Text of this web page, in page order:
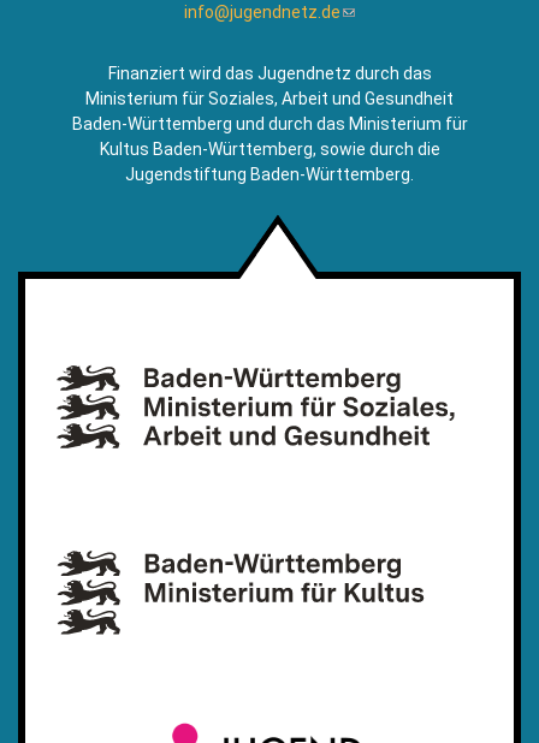
info@jugendnetz.de(Link
Mail)
Finanziert wird das Jugendnetz durch das
Ministerium für Soziales, Arbeit und Gesundheit
Baden-Württemberg und durch das Ministerium für
Kultus Baden-Württemberg, sowie durch die
Jugendstiftung Baden-Württemberg.